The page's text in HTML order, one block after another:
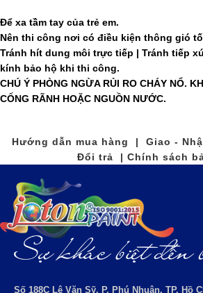
Để xa tầm tay của trẻ em.
Nên thi công nơi có điều kiện thông gió
Tránh hít dung môi trực tiếp | Tránh tiếp
kính bảo hộ khi thi công.
CHÚ Ý PHÒNG NGỪA RỦI RO CHÁY NỔ.
CỐNG RÃNH HOẶC NGUỒN NƯỚC.
Hướng dẫn mua hàng | Giao -
Đổi trả | Chính sách
Số 188C Lê Văn Sỹ, P. Phú Nhuận, TP. Hồ